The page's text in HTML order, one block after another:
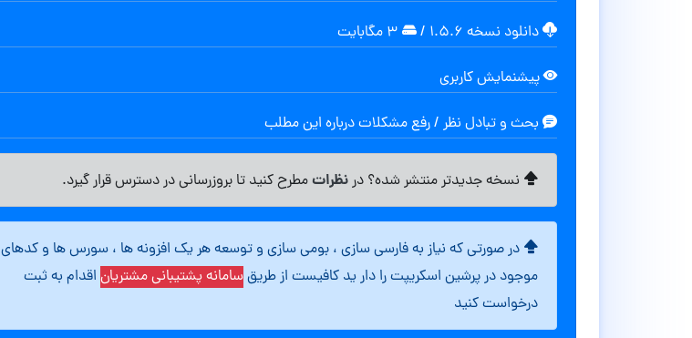
دانلود نسخه ۱.۵.۶ /
پیشنمایش کاربری
بحث و تبادل نظر / رفع مشکلات درباره این مطلب
نسخه جدیدتر منتشر شده؟ درنظراتمطرح کنید تا بروزرسانی در دسترس قرار گیرد.
در صورتی که نیاز به فارسی سازی ، بومی سازی و توسعه هر یک افزونه ها ، سورس ها و کدهای
موجود در پرشین اسکریپت را دار ید کافیست از طریقسامانه پشتیبانی مشتریان اقدام به ثبت
درخواست کنید